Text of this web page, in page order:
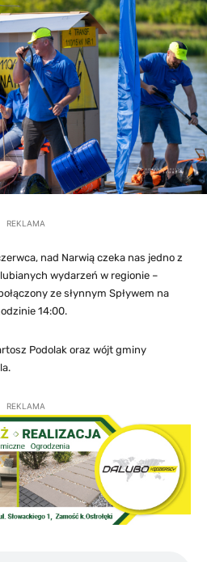
REKLAMA
nad Narwią czeka nas jedno z
wydarzeń w regionie –
ze słynnym Spływem na
14:00.
Podolak oraz wójt gminy
REKLAMA